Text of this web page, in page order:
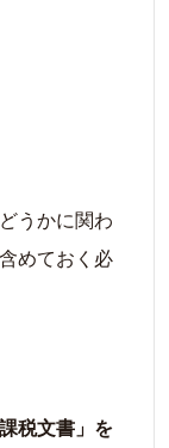
うかに関わ
めておく必
税文書」を